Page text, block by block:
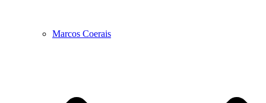
Marcos Coerais